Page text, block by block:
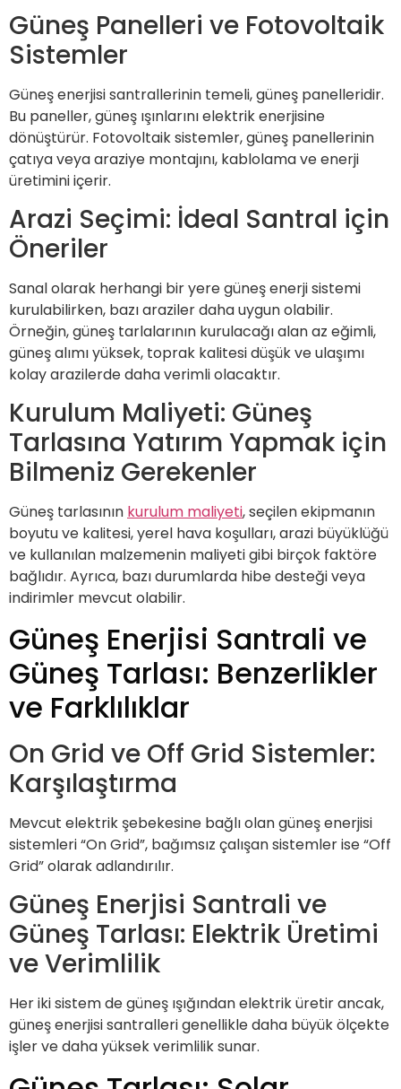
Güneş Panelleri ve Fotovoltaik
Sistemler
Güneş enerjisi santrallerinin temeli, güneş panelleridir.
Bu paneller, güneş ışınlarını elektrik enerjisine
dönüştürür. Fotovoltaik sistemler, güneş panellerinin
çatıya veya araziye montajını, kablolama ve enerji
üretimini içerir.
Arazi Seçimi: İdeal Santral için
Öneriler
Sanal olarak herhangi bir yere güneş enerji sistemi
kurulabilirken, bazı araziler daha uygun olabilir.
Örneğin, güneş tarlalarının kurulacağı alan az eğimli,
güneş alımı yüksek, toprak kalitesi düşük ve ulaşımı
kolay arazilerde daha verimli olacaktır.
Kurulum Maliyeti: Güneş
Tarlasına Yatırım Yapmak için
Bilmeniz Gerekenler
Güneş tarlasının kurulum maliyeti, seçilen ekipmanın
boyutu ve kalitesi, yerel hava koşulları, arazi büyüklüğü
ve kullanılan malzemenin maliyeti gibi birçok faktöre
bağlıdır. Ayrıca, bazı durumlarda hibe desteği veya
indirimler mevcut olabilir.
Güneş Enerjisi Santrali ve
Güneş Tarlası: Benzerlikler
ve Farklılıklar
On Grid ve Off Grid Sistemler:
Karşılaştırma
Mevcut elektrik şebekesine bağlı olan güneş enerjisi
sistemleri “On Grid”, bağımsız çalışan sistemler ise “Off
Grid” olarak adlandırılır.
Güneş Enerjisi Santrali ve
Güneş Tarlası: Elektrik Üretimi
ve Verimlilik
Her iki sistem de güneş ışığından elektrik üretir ancak,
güneş enerjisi santralleri genellikle daha büyük ölçekte
işler ve daha yüksek verimlilik sunar.